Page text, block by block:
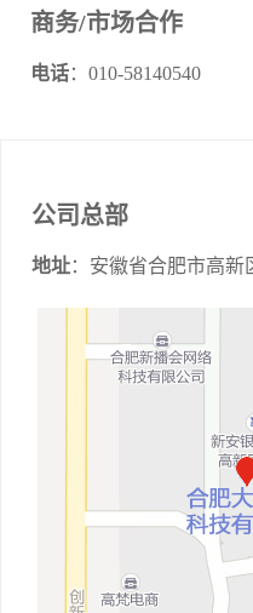
商务/市场合作
电话：010-58140540
公司总部
地址：安徽省合肥市高新